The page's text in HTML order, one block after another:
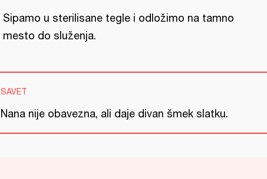
Sipamo u sterilisane tegle i odložimo na tamno
mesto do služenja.
SAVET
Nana nije obavezna, ali daje divan šmek slatku.